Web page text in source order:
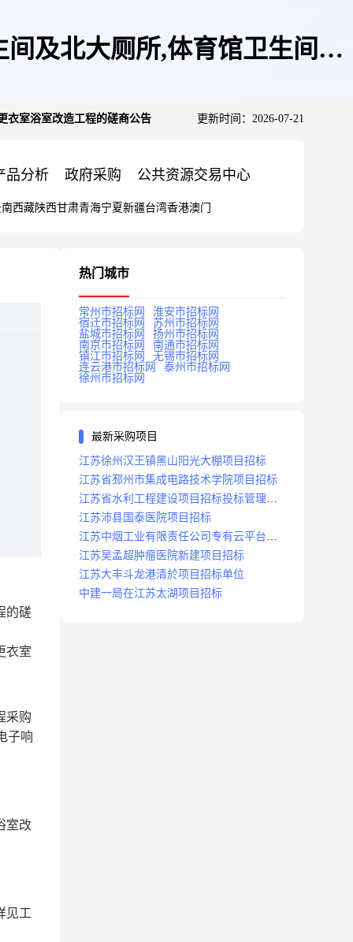
及北大厕所,体育馆卫生间、
衣室浴室改造工程的磋商公告 更新时间：2026-07-21
品分析 政府采购 公共资源交易中心
西藏陕西甘肃青海宁夏新疆台湾香港澳门
的磋
衣室
采购
子响
室改
见工
热门城市
常州市招标网
淮安市招标网
宿迁市招标网
苏州市招标网
盐城市招标网
扬州市招标网
南京市招标网
南通市招标网
镇江市招标网
无锡市招标网
连云港市招标网
泰州市招标网
徐州市招标网
最新采购项目
江苏徐州汉王镇黑山阳光大棚项目招标
江苏省邳州市集成电路技术学院项目招标
江苏省水利工程建设项目招标投标管理办
法
江苏沛县国泰医院项目招标
江苏中烟工业有限责任公司专有云平台扩
容项目招标
江苏吴孟超肿瘤医院新建项目招标
江苏大丰斗龙港清於项目招标单位
中建一局在江苏太湖项目招标